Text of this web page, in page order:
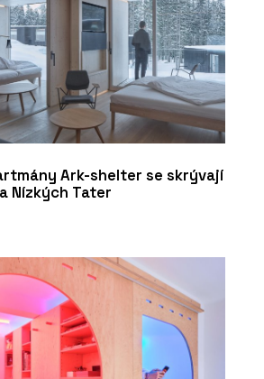
Ark-shelter se skrývají
Nízkých Tater